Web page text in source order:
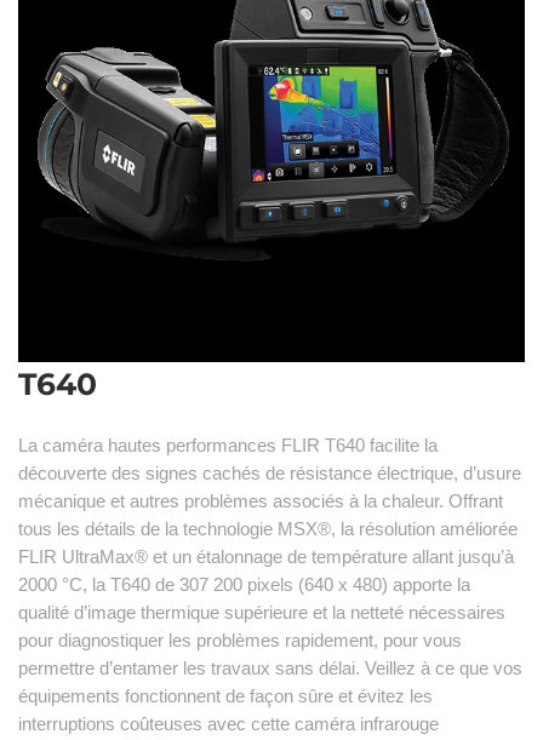
T640
La caméra hautes performances FLIR T640 facilite la
découverte des signes cachés de résistance électrique, d’usure
mécanique et autres problèmes associés à la chaleur. Offrant
tous les détails de la technologie MSX®, la résolution améliorée
FLIR UltraMax® et un étalonnage de température allant jusqu’à
2000 °C, la T640 de 307 200 pixels (640 x 480) apporte la
qualité d’image thermique supérieure et la netteté nécessaires
pour diagnostiquer les problèmes rapidement, pour vous
permettre d’entamer les travaux sans délai. Veillez à ce que vos
équipements fonctionnent de façon sûre et évitez les
interruptions coûteuses avec cette caméra infrarouge